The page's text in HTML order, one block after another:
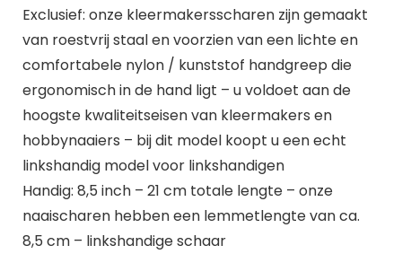
Exclusief: onze kleermakersscharen zijn gemaakt
van roestvrij staal en voorzien van een lichte en
comfortabele nylon / kunststof handgreep die
ergonomisch in de hand ligt – u voldoet aan de
hoogste kwaliteitseisen van kleermakers en
hobbynaaiers – bij dit model koopt u een echt
linkshandig model voor linkshandigen
Handig: 8,5 inch – 21 cm totale lengte – onze
naaischaren hebben een lemmetlengte van ca.
8,5 cm – linkshandige schaar